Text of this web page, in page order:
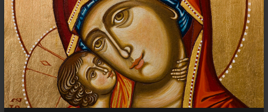
Przejdź
do
treści